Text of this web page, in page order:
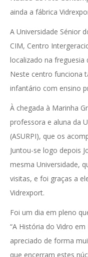
ainda a fábrica
A Universidade Sénior
CIM, Centro
localizado na freguesia
Neste centro funciona
infantário com ensino
À chegada à Marinha
professora e aluna da
(ASURPI), que os
Juntou-se logo depois
mesma Universidade,
visitas, e foi graças a
Vidrexport.
Foi um dia em pleno
“A História do Vidro
apreciado de forma
que encerram estes